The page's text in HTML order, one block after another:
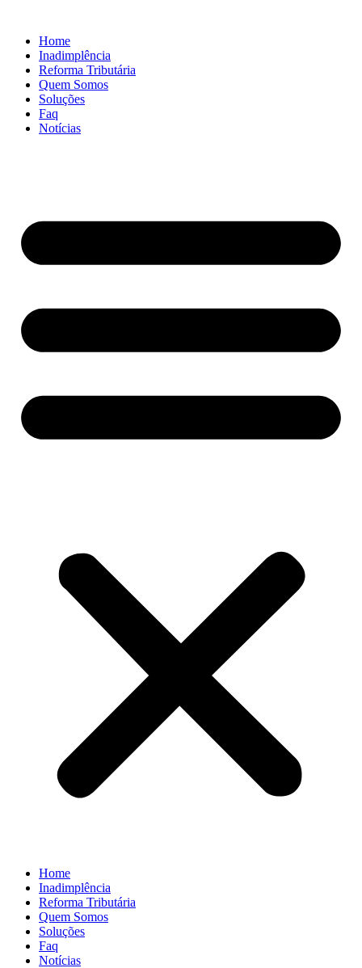
conteúdo
Home
Inadimplência
Reforma Tributária
Quem Somos
Soluções
Faq
Notícias
Home
Inadimplência
Reforma Tributária
Quem Somos
Soluções
Faq
Notícias